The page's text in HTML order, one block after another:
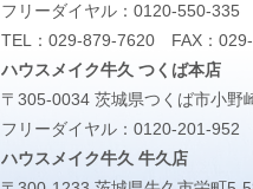
フリーダイヤル： 0120-550-335
TEL： 029-879-7620 FAX：
ハウスメイク牛久 つくば本店
〒305-0034 茨城県つくば市小野
フリーダイヤル： 0120-201-952
ハウスメイク牛久 牛久店